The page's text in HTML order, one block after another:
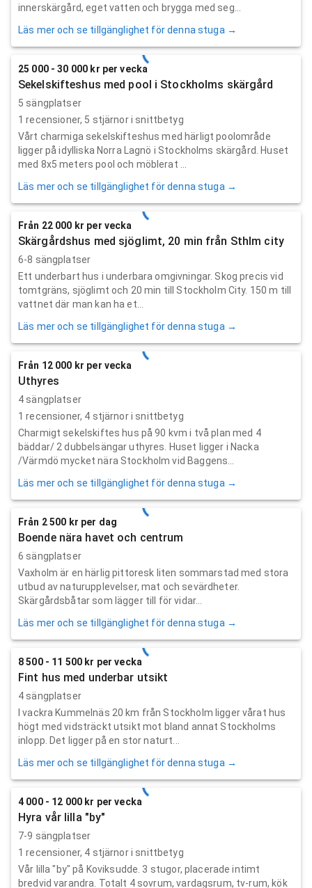
innerskärgård, eget vatten och brygga med seg...
Läs mer och se tillgänglighet för denna stuga →
25 000 - 30 000 kr per vecka
Sekelskifteshus med pool i Stockholms skärgård
5 sängplatser
1 recensioner, 5 stjärnor i snittbetyg
Vårt charmiga sekelskifteshus med härligt poolområde
ligger på idylliska Norra Lagnö i Stockholms skärgård. Huset
med 8x5 meters pool och möblerat ...
Läs mer och se tillgänglighet för denna stuga →
Från 22 000 kr per vecka
Skärgårdshus med sjöglimt, 20 min från Sthlm city
6-8 sängplatser
Ett underbart hus i underbara omgivningar. Skog precis vid
tomtgräns, sjöglimt och 20 min till Stockholm City. 150 m till
vattnet där man kan ha et...
Läs mer och se tillgänglighet för denna stuga →
Från 12 000 kr per vecka
Uthyres
4 sängplatser
1 recensioner, 4 stjärnor i snittbetyg
Charmigt sekelskiftes hus på 90 kvm i två plan med 4
bäddar/ 2 dubbelsängar uthyres. Huset ligger i Nacka
/Värmdö mycket nära Stockholm vid Baggens...
Läs mer och se tillgänglighet för denna stuga →
Från 2 500 kr per dag
Boende nära havet och centrum
6 sängplatser
Vaxholm är en härlig pittoresk liten sommarstad med stora
utbud av naturupplevelser, mat och sevärdheter.
Skärgårdsbåtar som lägger till för vidar...
Läs mer och se tillgänglighet för denna stuga →
8 500 - 11 500 kr per vecka
Fint hus med underbar utsikt
4 sängplatser
I vackra Kummelnäs 20 km från Stockholm ligger vårat hus
högt med vidsträckt utsikt mot bland annat Stockholms
inlopp. Det ligger på en stor naturt...
Läs mer och se tillgänglighet för denna stuga →
4 000 - 12 000 kr per vecka
Hyra vår lilla "by"
7-9 sängplatser
1 recensioner, 4 stjärnor i snittbetyg
Vår lilla "by" på Koviksudde. 3 stugor, placerade intimt
bredvid varandra. Totalt 4 sovrum, vardagsrum, tv-rum, kök